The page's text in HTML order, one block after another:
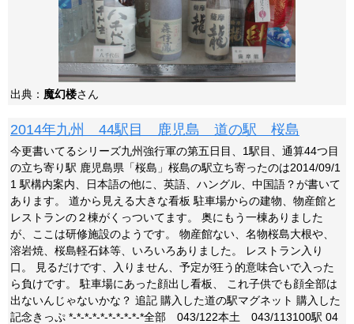
出典： 魔幻楼さん
2014年九州 44駅目 鹿児島 道の駅 桜島
今更書いてるシリーズ九州強行軍の第五日目、1駅目、通算44つ目
の立ち寄り駅 鹿児島県「桜島」桜島の駅立ち寄ったのは2014/09/1
1 駅構内案内、日本語の他に、英語、ハングル、中国語？が書いて
あります。 道から見える大きな看板 駐車場からの建物、物産館と
レストランの２棟がくっついてます。 奥にもう一棟ありました
が、ここは研修施設のようです。 物産館ない、名物桜島大根や、
溶岩焼、桜島軽石鉢等、いろいろありました。 レストラン入り
口。 見るだけです、入りません、予定が狂う的意味合いで入った
ら負けです。 駐車場にあった顔出し看板、 これ子供でも顔全部は
出ないんじゃないかな？ 追記 購入した道の駅マグネット 購入した
記念きっぷ *-*-*-*-*-*-*-*-*-*全部 043/122本土 043/113100駅 04